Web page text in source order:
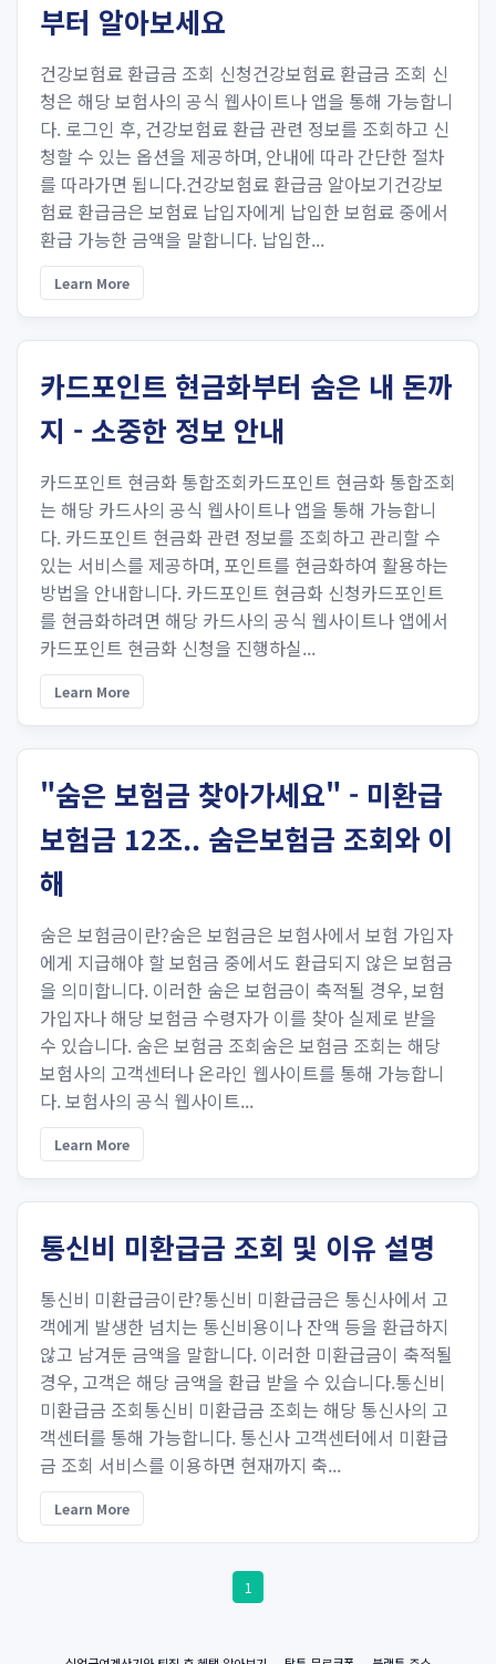
부터 알아보세요
건강보험료 환급금 조회 신청건강보험료 환급금 조회 신
청은 해당 보험사의 공식 웹사이트나 앱을 통해 가능합니
다. 로그인 후, 건강보험료 환급 관련 정보를 조회하고 신
청할 수 있는 옵션을 제공하며, 안내에 따라 간단한 절차
를 따라가면 됩니다.건강보험료 환급금 알아보기건강보
험료 환급금은 보험료 납입자에게 납입한 보험료 중에서
환급 가능한 금액을 말합니다. 납입한...
Learn More
카드포인트 현금화부터 숨은 내 돈까
지 - 소중한 정보 안내
카드포인트 현금화 통합조회카드포인트 현금화 통합조회
는 해당 카드사의 공식 웹사이트나 앱을 통해 가능합니
다. 카드포인트 현금화 관련 정보를 조회하고 관리할 수
있는 서비스를 제공하며, 포인트를 현금화하여 활용하는
방법을 안내합니다. 카드포인트 현금화 신청카드포인트
를 현금화하려면 해당 카드사의 공식 웹사이트나 앱에서
카드포인트 현금화 신청을 진행하실...
Learn More
"숨은 보험금 찾아가세요" - 미환급
보험금 12조.. 숨은보험금 조회와 이
해
숨은 보험금이란?숨은 보험금은 보험사에서 보험 가입자
에게 지급해야 할 보험금 중에서도 환급되지 않은 보험금
을 의미합니다. 이러한 숨은 보험금이 축적될 경우, 보험
가입자나 해당 보험금 수령자가 이를 찾아 실제로 받을
수 있습니다. 숨은 보험금 조회숨은 보험금 조회는 해당
보험사의 고객센터나 온라인 웹사이트를 통해 가능합니
다. 보험사의 공식 웹사이트...
Learn More
통신비 미환급금 조회 및 이유 설명
통신비 미환급금이란?통신비 미환급금은 통신사에서 고
객에게 발생한 넘치는 통신비용이나 잔액 등을 환급하지
않고 남겨둔 금액을 말합니다. 이러한 미환급금이 축적될
경우, 고객은 해당 금액을 환급 받을 수 있습니다.통신비
미환급금 조회통신비 미환급금 조회는 해당 통신사의 고
객센터를 통해 가능합니다. 통신사 고객센터에서 미환급
금 조회 서비스를 이용하면 현재까지 축...
Learn More
1